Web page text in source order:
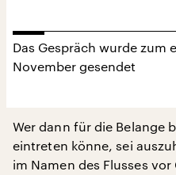
Das Gespräch wurde zum
November gesendet
Wer dann für die Belange
eintreten könne, sei
im Namen des Flusses